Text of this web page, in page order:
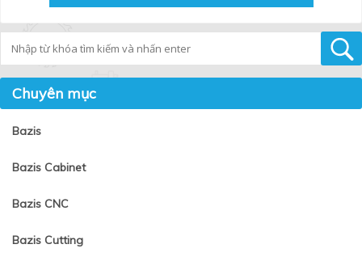
Chuyên mục
Bazis
Bazis Cabinet
Bazis CNC
Bazis Cutting